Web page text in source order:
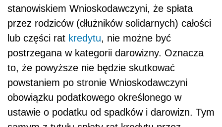
stanowiskiem Wnioskodawczyni, że spłata
przez rodziców (dłużników solidarnych) całości
lub części rat kredytu, nie możne być
postrzegana w kategorii darowizny. Oznacza
to, że powyższe nie będzie skutkować
powstaniem po stronie Wnioskodawczyni
obowiązku podatkowego określonego w
ustawie o podatku od spadków i darowizn. Tym